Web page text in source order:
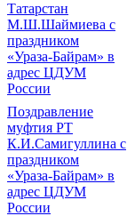
Татарстан
М.Ш.Шаймиева с
праздником
«Ураза-Байрам» в
адрес ЦДУМ
России
Поздравление
муфтия РТ
К.И.Самигуллина с
праздником
«Ураза-Байрам» в
адрес ЦДУМ
России